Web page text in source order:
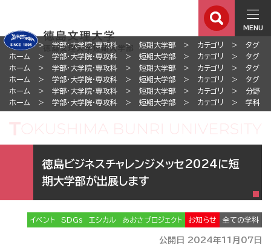
MENU
ホーム 学部・大学院・専攻科 短期大学部 カテゴリ
タグ
ホーム
学部・大学院・専攻科 短期大学部 カテゴリ
タグ
ホーム
学部・大学院・専攻科 短期大学部 カテゴリ
タグ
ホーム
学部・大学院・専攻科 短期大学部 カテゴリ
タグ
ホーム
学部・大学院・専攻科 短期大学部 カテゴリ
分野
ホーム
学部・大学院・専攻科 短期大学部 カテゴリ 学科
徳島ビジネスチャレンジメッセ2024に短
期大学部が出展します
イベント SDGs エシカル あおさプロジェクト お知らせ 全ての学科
公開日 2024年11月07日